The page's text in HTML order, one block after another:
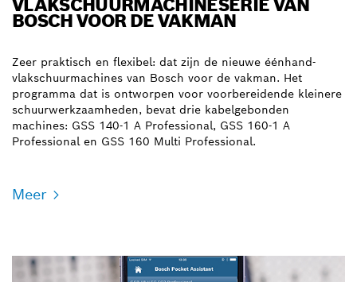
VLAKSCHUURMACHINESERIE VAN
BOSCH VOOR DE VAKMAN
Zeer praktisch en flexibel: dat zijn de nieuwe éénhand-
vlakschuurmachines van Bosch voor de vakman. Het
programma dat is ontworpen voor voorbereidende kleinere
schuurwerkzaamheden, bevat drie kabelgebonden
machines: GSS 140-1 A Professional, GSS 160-1 A
Professional en GSS 160 Multi Professional.
Meer